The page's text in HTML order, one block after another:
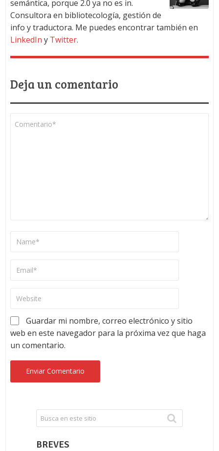
semántica, porque 2.0 ya no es in.
Consultora en bibliotecología, gestión de
info y traductora. Me puedes encontrar también en
LinkedIn y Twitter.
Deja un comentario
Guardar mi nombre, correo electrónico y sitio
web en este navegador para la próxima vez que haga
un comentario.
BREVES